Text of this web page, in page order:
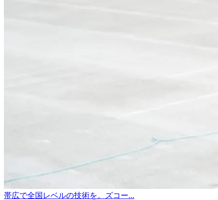
帯広で全国レベルの技術を。ズコー...